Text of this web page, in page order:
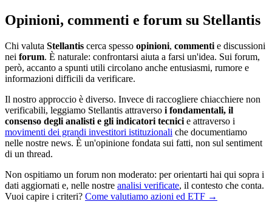
Opinioni, commenti e forum su Stellantis
Chi valuta Stellantis cerca spesso opinioni, commenti e discussioni
nei forum. È naturale: confrontarsi aiuta a farsi un'idea. Sui forum,
però, accanto a spunti utili circolano anche entusiasmi, rumore e
informazioni difficili da verificare.
Il nostro approccio è diverso. Invece di raccogliere chiacchiere non
verificabili, leggiamo Stellantis attraverso i fondamentali, il
consenso degli analisti e gli indicatori tecnici e attraverso i
movimenti dei grandi investitori istituzionali che documentiamo
nelle nostre news. È un'opinione fondata sui fatti, non sul sentiment
di un thread.
Non ospitiamo un forum non moderato: per orientarti hai qui sopra i
dati aggiornati e, nelle nostre analisi verificate, il contesto che conta.
Vuoi capire i criteri? Come valutiamo azioni ed ETF →